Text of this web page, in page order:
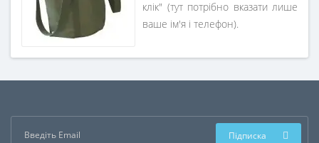
клік" (тут потрібно вказати лише
ваше ім'я і телефон).
Підписка